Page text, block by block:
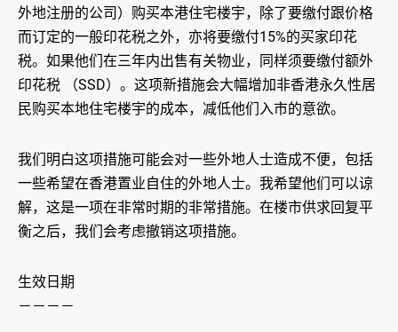
外地注册的公司）购买本港住宅楼宇，除了要缴付跟价格
而订定的一般印花税之外，亦将要缴付15%的买家印花
税。如果他们在三年内出售有关物业，同样须要缴付额外
印花税 （SSD）。这项新措施会大幅增加非香港永久性居
民购买本地住宅楼宇的成本，减低他们入市的意欲。
我们明白这项措施可能会对一些外地人士造成不便，包括
一些希望在香港置业自住的外地人士。我希望他们可以谅
解，这是一项在非常时期的非常措施。在楼市供求回复平
衡之后，我们会考虑撤销这项措施。
生效日期
－－－－